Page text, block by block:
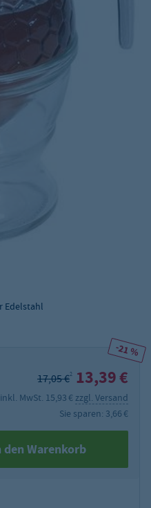
Edelstahl
-21 %
17,05 €2 13,39 €
inkl. MwSt. 15,93 € zzgl. Versand
Sie sparen: 3,66 €
den Warenkorb